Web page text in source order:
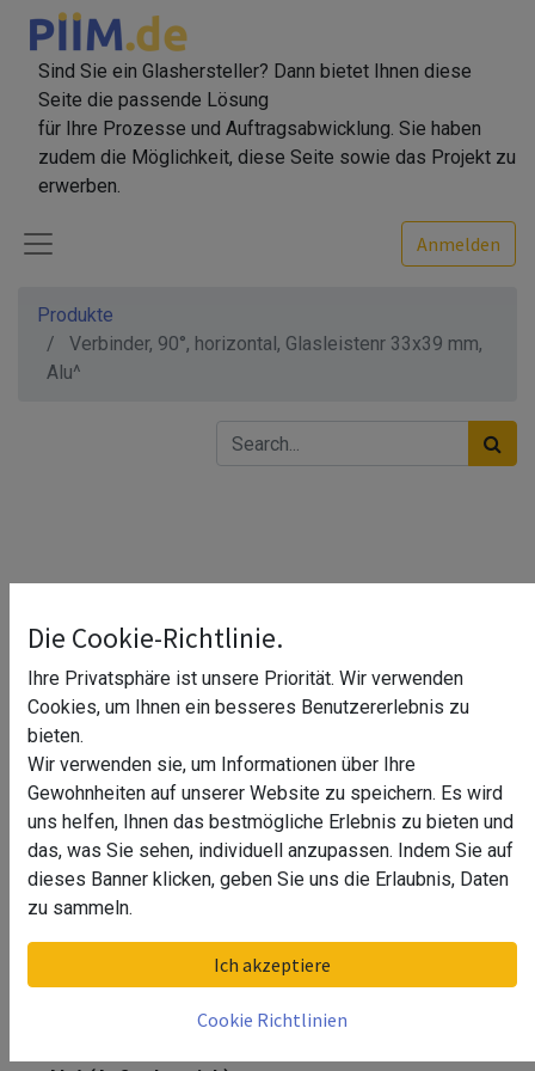
Sind Sie ein Glashersteller? Dann bietet Ihnen diese
Seite die passende Lösung
für Ihre Prozesse und Auftragsabwicklung. Sie haben
zudem die Möglichkeit, diese Seite sowie das Projekt zu
erwerben.
Anmelden
Produkte
Verbinder, 90°, horizontal, Glasleistenr 33x39 mm,
Alu^
Verbinder, 90°, horizontal,
Glasleistenr 33x39 mm, Alu^
Die Cookie-Richtlinie.
Ihre Privatsphäre ist unsere Priorität. Wir verwenden
Cookies, um Ihnen ein besseres Benutzererlebnis zu
bieten.
Wir verwenden sie, um Informationen über Ihre
Gewohnheiten auf unserer Website zu speichern. Es wird
uns helfen, Ihnen das bestmögliche Erlebnis zu bieten und
das, was Sie sehen, individuell anzupassen. Indem Sie auf
dieses Banner klicken, geben Sie uns die Erlaubnis, Daten
zu sammeln.
Ich akzeptiere
Cookie Richtlinien